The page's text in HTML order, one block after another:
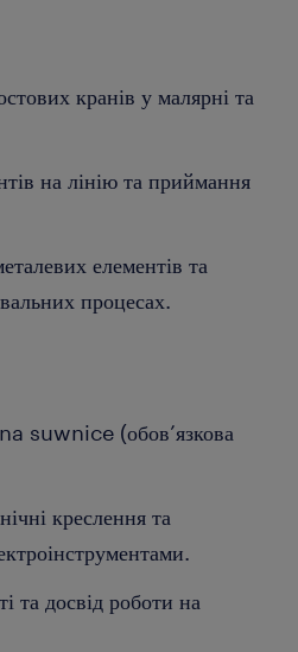
кранів у малярні та
на лінію та приймання
елементів та
процесах.
suwnice (обов’язкова
креслення та
та досвід роботи на